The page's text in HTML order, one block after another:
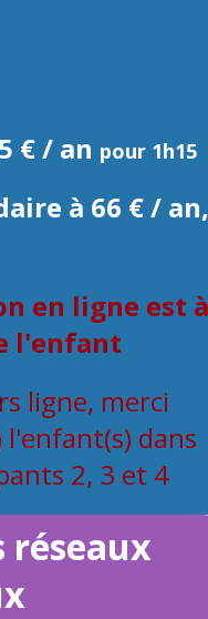
€ / an pour 1h15
à 66 € / an,
en ligne est à
l'enfant
ligne, merci
dans
2, 3 et 4
réseaux